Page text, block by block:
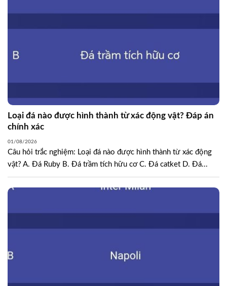
Loại đá nào được hình thành từ xác động vật? Đáp án
chính xác
01/08/2026
Câu hỏi trắc nghiệm: Loại đá nào được hình thành từ xác động
vật? A. Đá Ruby B. Đá trầm tích hữu cơ C. Đá catket D. Đá...